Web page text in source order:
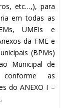
etc…,), para
em todas as
UMEIs e
da FME e
(BPMs)
Municipal de
as
do ANEXO I –